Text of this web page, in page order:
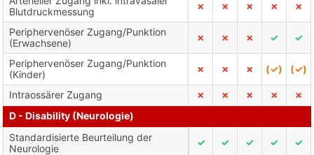
Blutdruckmessung
✗ ✗ ✗ ✗ ✗
Periphervenöser Zugang/Punktion
(Erwachsene)
✗ ✗ ✗ ✓ ✓
Periphervenöser Zugang/Punktion
(Kinder)
✗ ✗ ✗ (✓) (✓)
Intraossärer Zugang ✗ ✗ ✗ ✗
✗
D - Disability (Neurologie)
Standardisierte Beurteilung der
Neurologie
✓ ✓ ✓ ✓ ✓